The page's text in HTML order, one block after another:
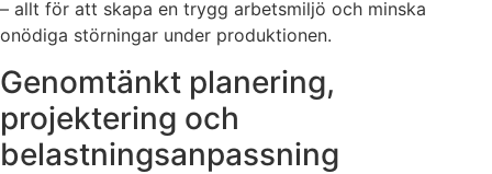
– allt för att skapa en trygg arbetsmiljö och minska
onödiga störningar under produktionen.
Genomtänkt planering,
projektering och
belastningsanpassning